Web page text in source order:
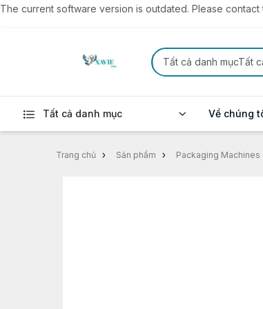
The current software version is outdated. Please contact
Tất cả danh mụcTất
Tất cả danh mục Về chúng
Trang chủ Sản phẩm Packaging Machines